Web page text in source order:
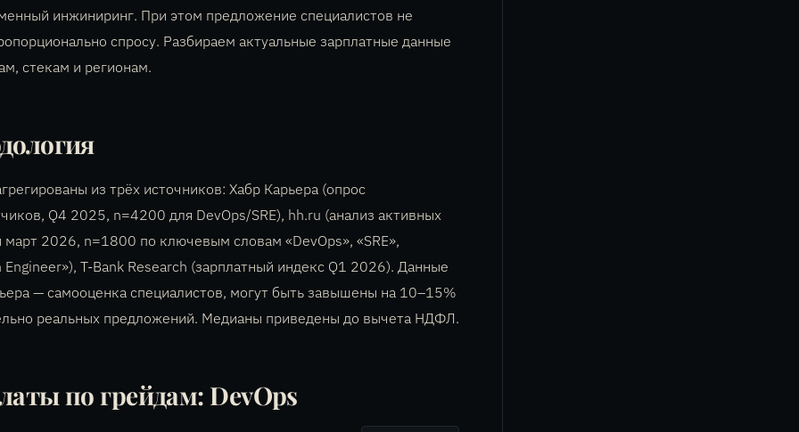
инжиниринг. При этом предложение специалистов не
спросу. Разбираем актуальные зарплатные данные
стекам и регионам.
из трёх источников: Хабр Карьера (опрос
Q4 2025, n=4200 для DevOps/SRE), hh.ru (анализ активных
март 2026, n=1800 по ключевым словам «DevOps», «SRE»,
Engineer»), T-Bank Research (зарплатный индекс Q1 2026). Данные
— самооценка специалистов, могут быть завышены на 10–15%
реальных предложений. Медианы приведены до вычета НДФЛ.
по грейдам: DevOps